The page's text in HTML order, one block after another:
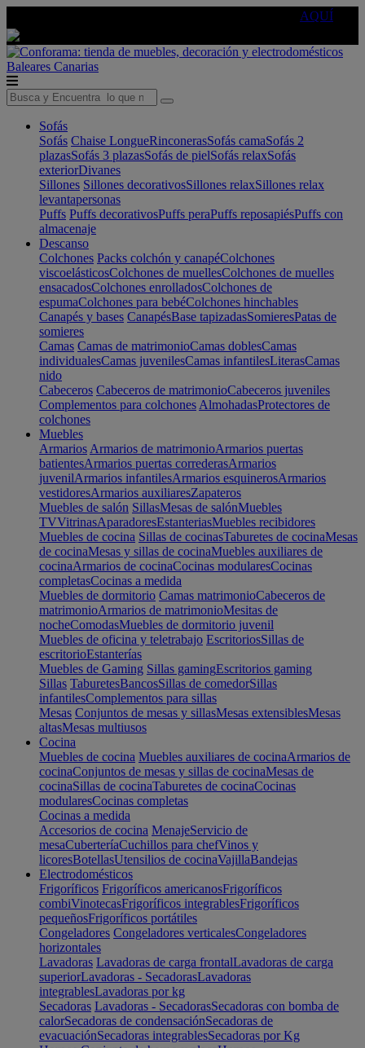
AQUÍ
Baleares Canarias
Sofás
Sofás Chaise LongueRinconerasSofás camaSofás 2
plazasSofás 3 plazasSofás de pielSofás relaxSofás
exteriorDivanes
Sillones Sillones decorativosSillones relaxSillones relax
levantapersonas
Puffs Puffs decorativosPuffs peraPuffs reposapiésPuffs con
almacenaje
Descanso
Colchones Packs colchón y canapéColchones
viscoelásticosColchones de muellesColchones de muelles
ensacadosColchones enrolladosColchones de
espumaColchones para bebéColchones hinchables
Canapés y bases CanapésBase tapizadasSomieresPatas de
somieres
Camas Camas de matrimonioCamas doblesCamas
individualesCamas juvenilesCamas infantilesLiterasCamas
nido
Cabeceros Cabeceros de matrimonioCabeceros juveniles
Complementos para colchones AlmohadasProtectores de
colchones
Muebles
Armarios Armarios de matrimonioArmarios puertas
batientesArmarios puertas correderasArmarios
juvenilArmarios infantilesArmarios esquinerosArmarios
vestidoresArmarios auxiliaresZapateros
Muebles de salón SillasMesas de salónMuebles
TVVitrinasAparadoresEstanteriasMuebles recibidores
Muebles de cocina Sillas de cocinasTaburetes de cocinaMesas
de cocinaMesas y sillas de cocinaMuebles auxiliares de
cocinaArmarios de cocinaCocinas modularesCocinas
completasCocinas a medida
Muebles de dormitorio Camas matrimonioCabeceros de
matrimonioArmarios de matrimonioMesitas de
nocheComodasMuebles de dormitorio juvenil
Muebles de oficina y teletrabajo EscritoriosSillas de
escritorioEstanterías
Muebles de Gaming Sillas gamingEscritorios gaming
Sillas TaburetesBancosSillas de comedorSillas
infantilesComplementos para sillas
Mesas Conjuntos de mesas y sillasMesas extensiblesMesas
altasMesas multiusos
Cocina
Muebles de cocina Muebles auxiliares de cocinaArmarios de
cocinaConjuntos de mesas y sillas de cocinaMesas de
cocinaSillas de cocinaTaburetes de cocinaCocinas
modularesCocinas completas
Cocinas a medida
Accesorios de cocina MenajeServicio de
mesaCuberteríaCuchillos para chefVinos y
licoresBotellasUtensilios de cocinaVajillaBandejas
Electrodomésticos
Frigoríficos Frigoríficos americanosFrigoríficos
combiVinotecasFrigoríficos integrablesFrigoríficos
pequeñosFrigoríficos portátiles
Congeladores Congeladores verticalesCongeladores
horizontales
Lavadoras Lavadoras de carga frontalLavadoras de carga
superiorLavadoras - SecadorasLavadoras
integrablesLavadoras por kg
Secadoras Lavadoras - SecadorasSecadoras con bomba de
calorSecadoras de condensaciónSecadoras de
evacuaciónSecadoras integrablesSecadoras por Kg